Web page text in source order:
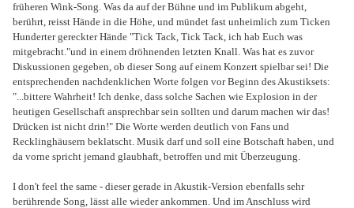
früheren Wink-Song. Was da auf der Bühne und im Publikum abgeht,
berührt, reisst Hände in die Höhe, und mündet fast unheimlich zum Ticken
Hunderter gereckter Hände "Tick Tack, Tick Tack, ich hab Euch was
mitgebracht."und in einem dröhnenden letzten Knall. Was hat es zuvor
Diskussionen gegeben, ob dieser Song auf einem Konzert spielbar sei! Die
entsprechenden nachdenklichen Worte folgen vor Beginn des Akustiksets:
"...bittere Wahrheit! Ich denke, dass solche Sachen wie Explosion in der
heutigen Gesellschaft ansprechbar sein sollten und darum machen wir das!
Drücken ist nicht drin!" Die Worte werden deutlich von Fans und
Recklinghäusern beklatscht. Musik darf und soll eine Botschaft haben, und
da vorne spricht jemand glaubhaft, betroffen und mit Überzeugung.
I don't feel the same - dieser gerade in Akustik-Version ebenfalls sehr
berührende Song, lässt alle wieder ankommen. Und im Anschluss wird